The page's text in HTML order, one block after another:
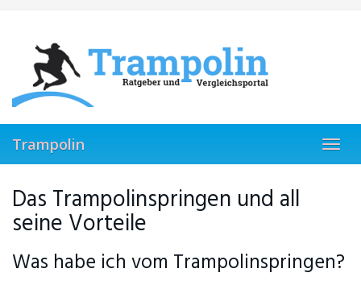
content
Trampolin
Das Trampolinspringen und all
seine Vorteile
Was habe ich vom Trampolinspringen?